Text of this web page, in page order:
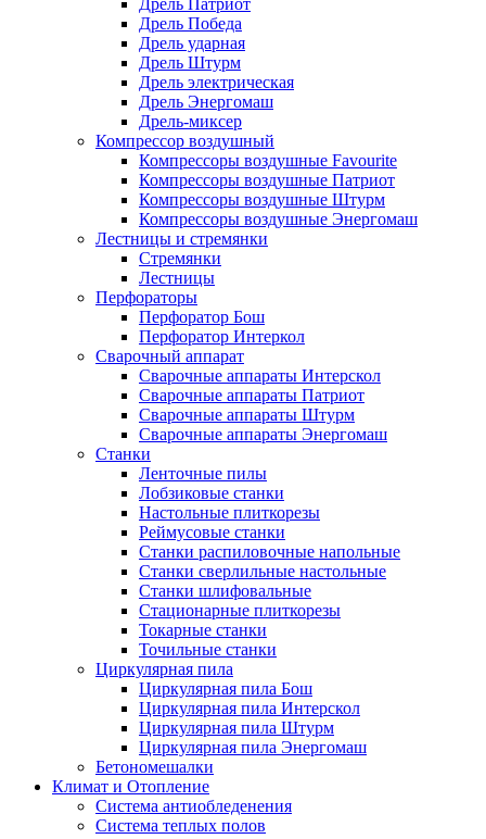
Дрель Патриот
Дрель Победа
Дрель ударная
Дрель Штурм
Дрель электрическая
Дрель Энергомаш
Дрель-миксер
Компрессор воздушный
Компрессоры воздушные Favourite
Компрессоры воздушные Патриот
Компрессоры воздушные Штурм
Компрессоры воздушные Энергомаш
Лестницы и стремянки
Стремянки
Лестницы
Перфораторы
Перфоратор Бош
Перфоратор Интеркол
Сварочный аппарат
Сварочные аппараты Интерскол
Сварочные аппараты Патриот
Сварочные аппараты Штурм
Сварочные аппараты Энергомаш
Станки
Ленточные пилы
Лобзиковые станки
Настольные плиткорезы
Реймусовые станки
Станки распиловочные напольные
Станки сверлильные настольные
Станки шлифовальные
Стационарные плиткорезы
Токарные станки
Точильные станки
Циркулярная пила
Циркулярная пила Бош
Циркулярная пила Интерскол
Циркулярная пила Штурм
Циркулярная пила Энергомаш
Бетономешалки
Климат и Отопление
Система антиобледенения
Система теплых полов